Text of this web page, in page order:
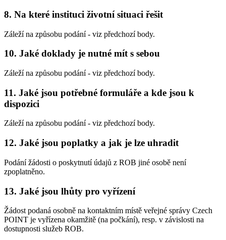
8. Na které instituci životní situaci řešit
Záleží na způsobu podání - viz předchozí body.
10. Jaké doklady je nutné mít s sebou
Záleží na způsobu podání - viz předchozí body.
11. Jaké jsou potřebné formuláře a kde jsou k
dispozici
Záleží na způsobu podání - viz předchozí body.
12. Jaké jsou poplatky a jak je lze uhradit
Podání žádosti o poskytnutí údajů z ROB jiné osobě není
zpoplatněno.
13. Jaké jsou lhůty pro vyřízení
Žádost podaná osobně na kontaktním místě veřejné správy Czech
POINT je vyřízena okamžitě (na počkání), resp. v závislosti na
dostupnosti služeb ROB.